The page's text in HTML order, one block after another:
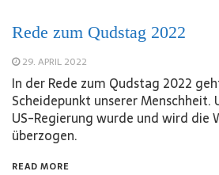
Rede zum Qudstag 2022
29. APRIL 2022
In der Rede zum Qudstag 2022
Scheidepunkt unserer Menschheit.
US-Regierung wurde und wird die
überzogen.
READ MORE